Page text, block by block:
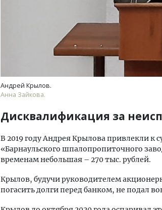
Андрей Крылов.
Анна Зайкова.
Дисквалификация за
В 2019 году Андрея Крылова привлекли к
«Барнаульского шпалопропиточного
временам небольшая – 270 тыс. рублей.
Крылов, будучи руководителем
погасить долги перед банком, не подал